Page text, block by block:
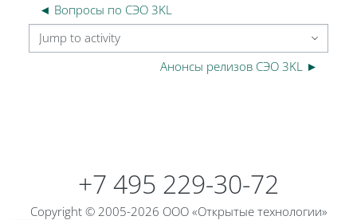
◄ Вопросы по СЭО 3KL
Jump to activity
Анонсы релизов СЭО 3KL ►
+7 495 229-30-72
Copyright © 2005-2026 ООО «Открытые технологии»